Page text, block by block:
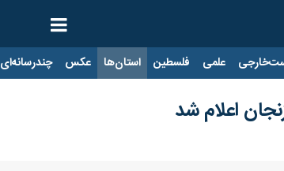
علمی فلسطین استان‌ها عکس چندرسانه‌ای
اعلام شد